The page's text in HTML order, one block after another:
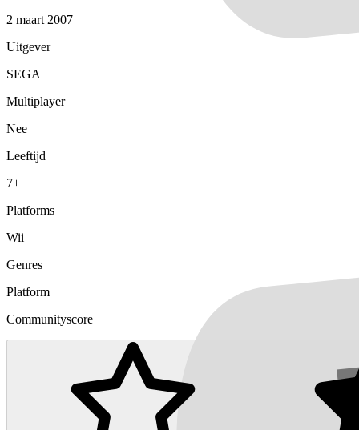
2 maart 2007
Uitgever
SEGA
Multiplayer
Nee
Leeftijd
7+
Platforms
Wii
Genres
Platform
Communityscore